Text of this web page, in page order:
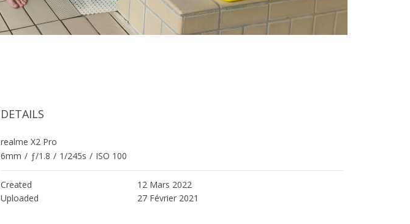
DETAILS
realme X2 Pro
6mm / ƒ/1.8 / 1/245s / ISO 100
Created
12 Mars 2022
Uploaded
27 Février 2021